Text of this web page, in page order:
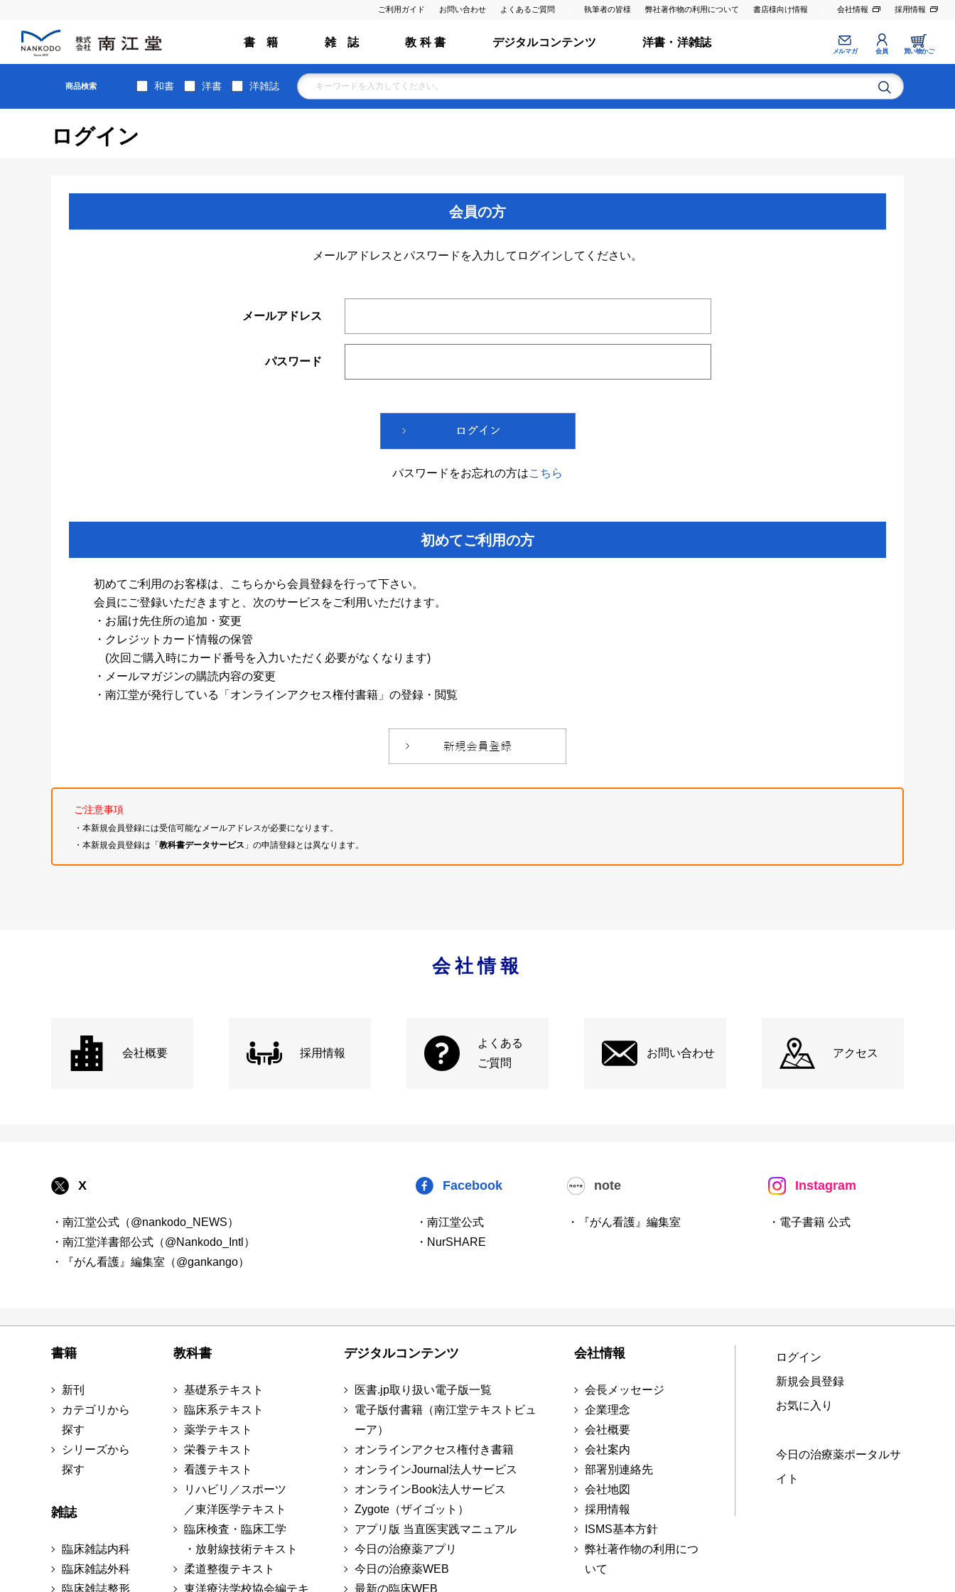
ご利用ガイド お問い合わせ よくあるご質問 執筆者の皆様 弊社著作物の利用について 書店様向け情報 会社情報 採用情報
書 籍 雑 誌 教 科 書 デジタルコンテンツ 洋書・洋雑誌
メルマガ 会員 買い物かご
商品検索 和書 洋書 洋雑誌
ログイン
会員の方
メールアドレスとパスワードを入力してログインしてください。
メールアドレス
パスワード
パスワードをお忘れの方はこちら
初めてご利用の方
初めてご利用のお客様は、こちらから会員登録を行って下さい。
会員にご登録いただきますと、次のサービスをご利用いただけます。
・お届け先住所の追加・変更
・クレジットカード情報の保管
(次回ご購入時にカード番号を入力いただく必要がなくなります)
・メールマガジンの購読内容の変更
・南江堂が発行している「オンラインアクセス権付書籍」の登録・閲覧
ご注意事項
・本新規会員登録には受信可能なメールアドレスが必要になります。
・本新規会員登録は「教科書データサービス 」の申請登録とは異なります。
会社情報
会社概要 採用情報
よくある
ご質問
お問い合わせ アクセス
X
・南江堂公式（@nankodo_NEWS）
・南江堂洋書部公式（@Nankodo_Intl）
・『がん看護』編集室（@gankango）
Facebook
・南江堂公式
・NurSHARE
note
・『がん看護』編集室
Instagram
・電子書籍 公式
書籍
新刊
カテゴリから
探す
シリーズから
探す
雑誌
臨床雑誌内科
臨床雑誌外科
臨床雑誌整形
教科書
基礎系テキスト
臨床系テキスト
薬学テキスト
栄養テキスト
看護テキスト
リハビリ／スポーツ
／東洋医学テキスト
臨床検査・臨床工学
・放射線技術テキスト
柔道整復テキスト
東洋療法学校協会編テキ
デジタルコンテンツ
医書.jp取り扱い電子版一覧
電子版付書籍（南江堂テキストビュ
ーア）
オンラインアクセス権付き書籍
オンラインJournal法人サービス
オンラインBook法人サービス
Zygote（ザイゴット）
アプリ版 当直医実践マニュアル
今日の治療薬アプリ
今日の治療薬WEB
最新の臨床WEB
会社情報
会長メッセージ
企業理念
会社概要
会社案内
部署別連絡先
会社地図
採用情報
ISMS基本方針
弊社著作物の利用につ
いて
ログイン
新規会員登録
お気に入り
今日の治療薬ポータルサ
イト